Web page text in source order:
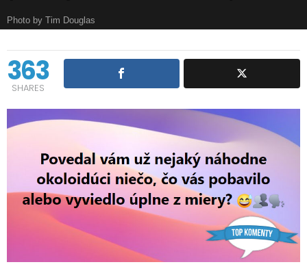
Photo by Tim Douglas
363
SHARES